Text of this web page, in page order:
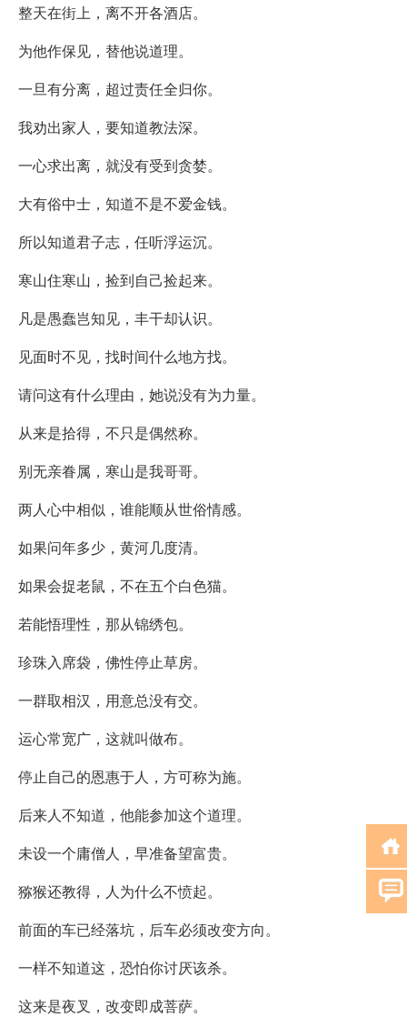
整天在街上，离不开各酒店。
为他作保见，替他说道理。
一旦有分离，超过责任全归你。
我劝出家人，要知道教法深。
一心求出离，就没有受到贪婪。
大有俗中士，知道不是不爱金钱。
所以知道君子志，任听浮运沉。
寒山住寒山，捡到自己捡起来。
凡是愚蠢岂知见，丰干却认识。
见面时不见，找时间什么地方找。
请问这有什么理由，她说没有为力量。
从来是拾得，不只是偶然称。
别无亲眷属，寒山是我哥哥。
两人心中相似，谁能顺从世俗情感。
如果问年多少，黄河几度清。
如果会捉老鼠，不在五个白色猫。
若能悟理性，那从锦绣包。
珍珠入席袋，佛性停止草房。
一群取相汉，用意总没有交。
运心常宽广，这就叫做布。
停止自己的恩惠于人，方可称为施。
后来人不知道，他能参加这个道理。
未设一个庸僧人，早准备望富贵。
猕猴还教得，人为什么不愤起。
前面的车已经落坑，后车必须改变方向。
一样不知道这，恐怕你讨厌该杀。
这来是夜叉，改变即成菩萨。